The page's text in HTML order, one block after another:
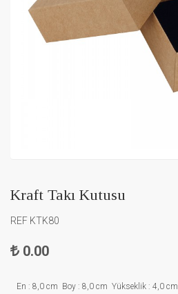
Kraft Takı Kutusu
REF KTK80
0.00
En : 8,0 cm Boy : 8,0 cm Yükseklik : 4,0 cm